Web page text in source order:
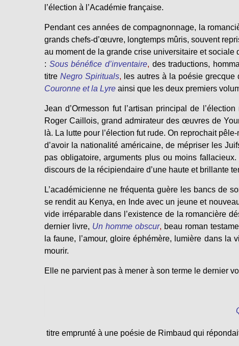
l’élection à l’Académie française.
Pendant ces années de compagnonnage, la
grands chefs-d’œuvre, longtemps mûris, souvent
au moment de la grande crise universitaire et sociale
: Sous bénéfice d’inventaire, des traductions,
titre Negro Spirituals, les autres à la poésie
Couronne et la Lyre ainsi que les deux premiers
Jean d’Ormesson fut l’artisan principal de
Roger Caillois, grand admirateur des œuvres de
là. La lutte pour l’élection fut rude. On reprochait
d’avoir la nationalité américaine, de mépriser les
pas obligatoire, arguments plus ou moins
discours de la récipiendaire d’une haute et brillante
L’académicienne ne fréquenta guère les bancs de
se rendit au Kenya, en Inde avec un jeune et
vide irréparable dans l’existence de la romancière
dernier livre, Un homme obscur, beau roman
la faune, l’amour, gloire éphémère, lumière dans la
mourir.
Elle ne parvient pas à mener à son terme le dernier
titre emprunté à une poésie de Rimbaud qui